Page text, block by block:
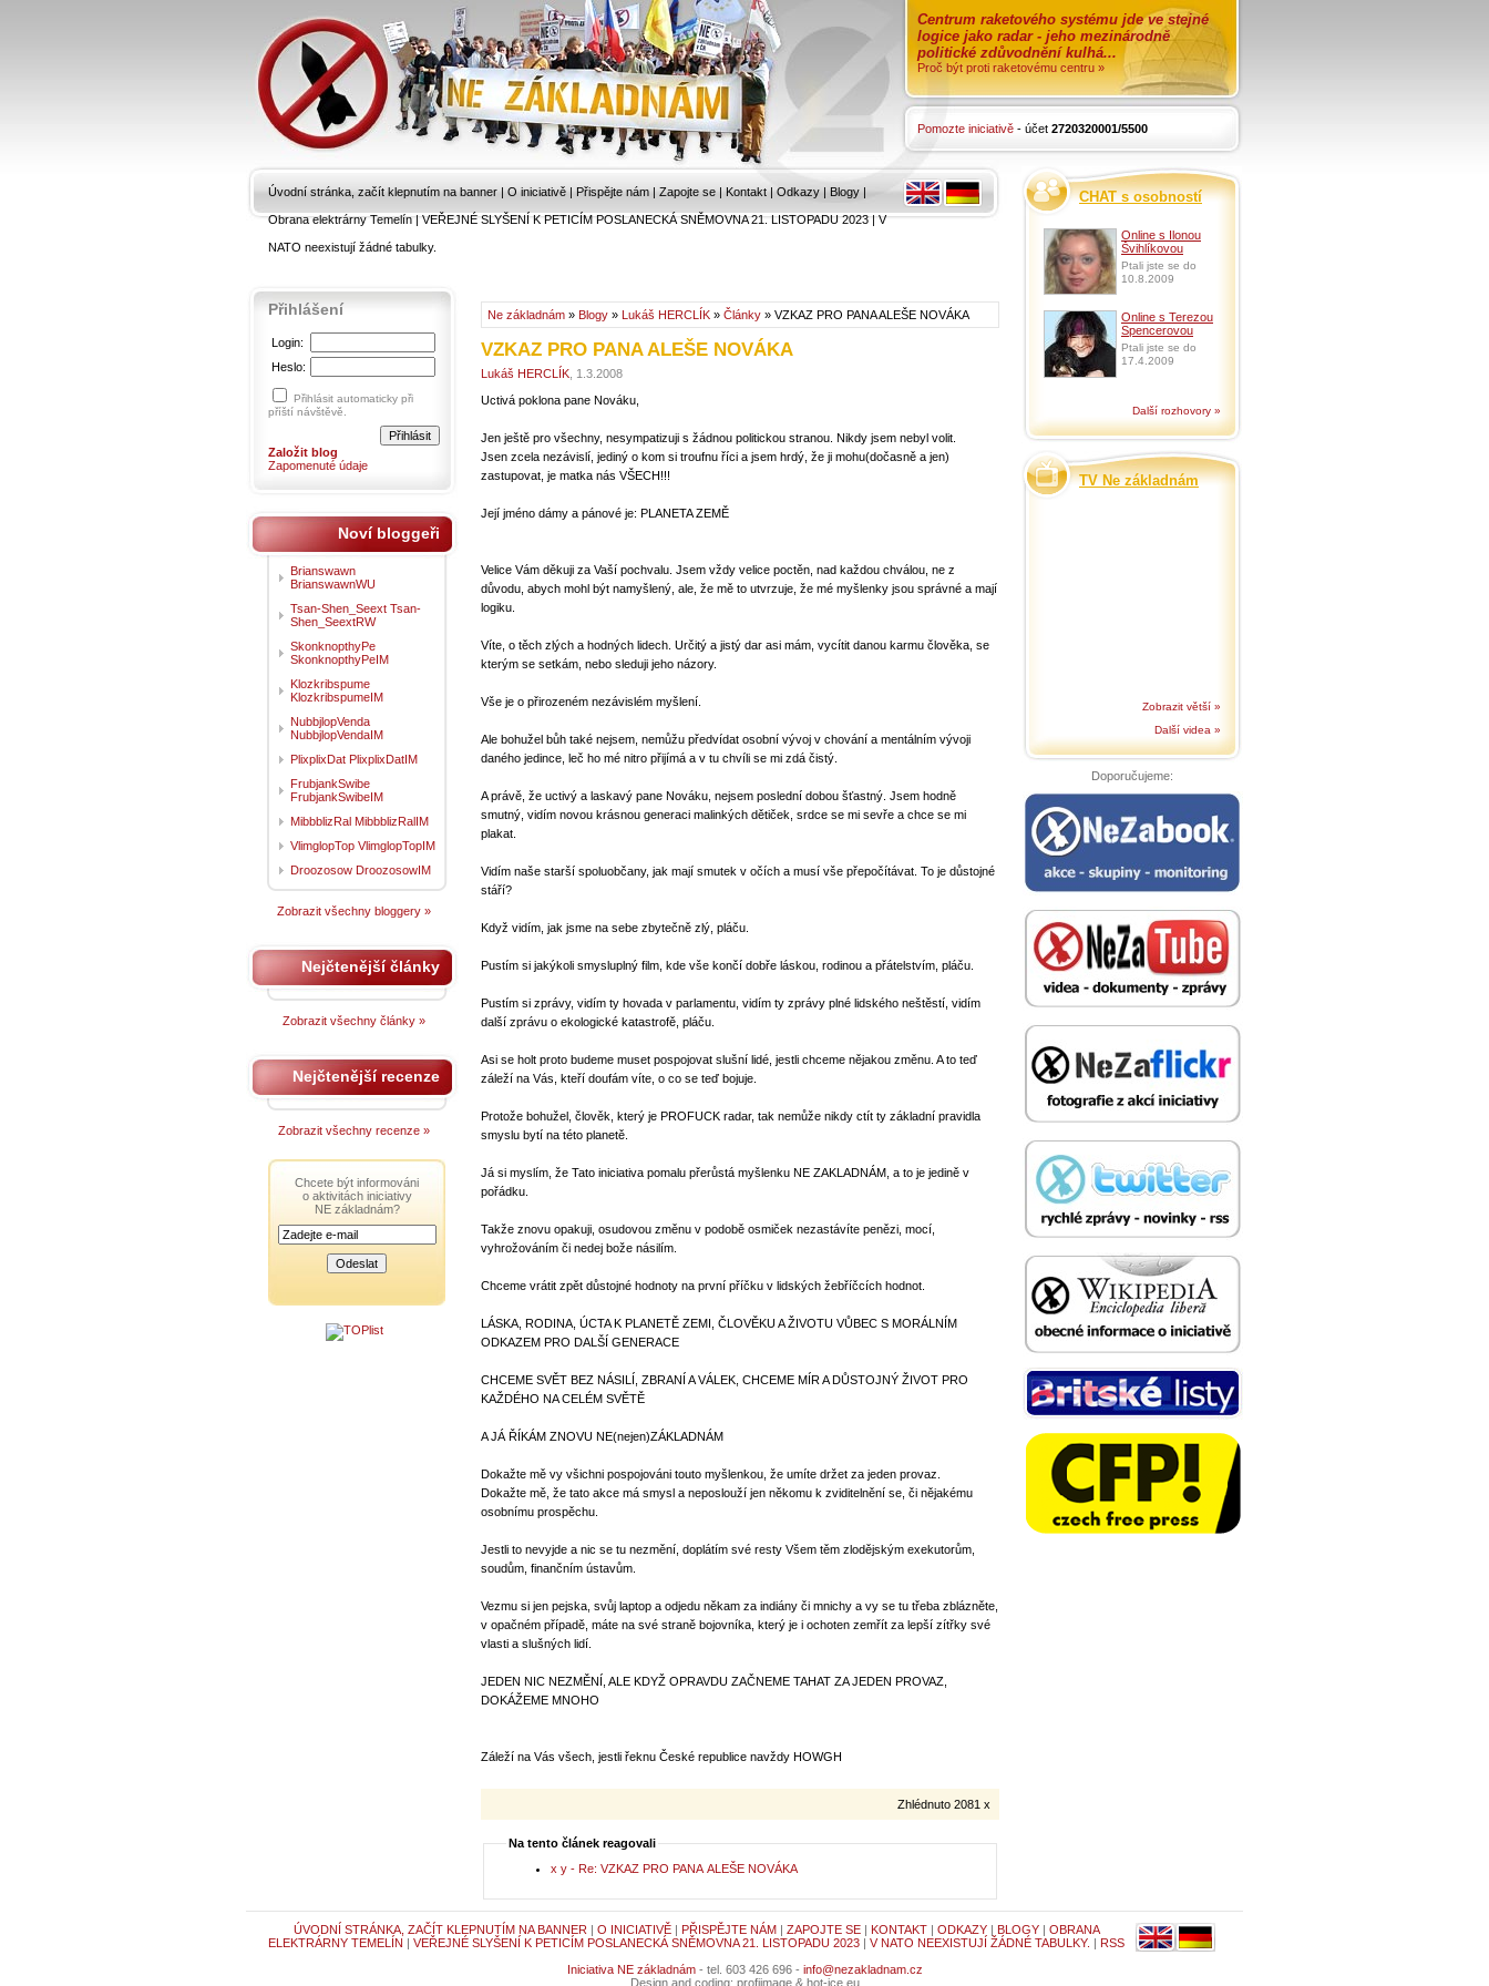
Centrum raketového systému jde ve stejné
logice jako radar - jeho mezinárodně
politické zdůvodnění kulhá...
Proč být proti raketovému centru »
Pomozte iniciativě - účet 2720320001/5500
Úvodní stránka, začít klepnutím na banner | O iniciativě | Přispějte nám | Zapojte se | Kontakt | Odkazy | Blogy |
Obrana elektrárny Temelín|VEŘEJNÉ SLYŠENÍ K PETICÍM POSLANECKÁ SNĚMOVNA 21. LISTOPADU 2023|V
NATO neexistují žádné tabulky.
Ne základnám » Blogy » Lukáš HERCLÍK » Články » VZKAZ PRO PANA ALEŠE NOVÁKA
VZKAZ PRO PANA ALEŠE NOVÁKA
Lukáš HERCLÍK , 1.3.2008
Uctivá poklona pane Nováku,
Jen ještě pro všechny, nesympatizuji s žádnou politickou stranou. Nikdy jsem nebyl volit.
Jsen zcela nezávislí, jediný o kom si troufnu říci a jsem hrdý, že ji mohu(dočasně a jen)
zastupovat, je matka nás VŠECH!!!
Její jméno dámy a pánové je: PLANETA ZEMĚ
Velice Vám děkuji za Vaší pochvalu. Jsem vždy velice poctěn, nad každou chválou, ne z
důvodu, abych mohl být namyšlený, ale, že mě to utvrzuje, že mé myšlenky jsou správné a mají
logiku.
Víte, o těch zlých a hodných lidech. Určitý a jistý dar asi mám, vycítit danou karmu člověka, se
kterým se setkám, nebo sleduji jeho názory.
Vše je o přirozeném nezávislém myšlení.
Ale bohužel bůh také nejsem, nemůžu předvídat osobní vývoj v chování a mentálním vývoji
daného jedince, leč ho mé nitro přijímá a v tu chvíli se mi zdá čistý.
A právě, že uctivý a laskavý pane Nováku, nejsem poslední dobou šťastný. Jsem hodně
smutný, vidím novou krásnou generaci malinkých dětiček, srdce se mi sevře a chce se mi
plakat.
Vidím naše starší spoluobčany, jak mají smutek v očích a musí vše přepočítávat. To je důstojné
stáří?
Když vidím, jak jsme na sebe zbytečně zlý, pláču.
Pustím si jakýkoli smysluplný film, kde vše končí dobře láskou, rodinou a přátelstvím, pláču.
Pustím si zprávy, vidím ty hovada v parlamentu, vidím ty zprávy plné lidského neštěstí, vidím
další zprávu o ekologické katastrofě, pláču.
Asi se holt proto budeme muset pospojovat slušní lidé, jestli chceme nějakou změnu. A to teď
záleží na Vás, kteří doufám víte, o co se teď bojuje.
Protože bohužel, člověk, který je PROFUCK radar, tak nemůže nikdy ctít ty základní pravidla
smyslu bytí na této planetě.
Já si myslím, že Tato iniciativa pomalu přerůstá myšlenku NE ZAKLADNÁM, a to je jedině v
pořádku.
Takže znovu opakuji, osudovou změnu v podobě osmiček nezastávíte penězi, mocí,
vyhrožováním či nedej bože násilím.
Chceme vrátit zpět důstojné hodnoty na první příčku v lidských žebříčcích hodnot.
LÁSKA, RODINA, ÚCTA K PLANETĚ ZEMI, ČLOVĚKU A ŽIVOTU VŮBEC S MORÁLNÍM
ODKAZEM PRO DALŠÍ GENERACE
CHCEME SVĚT BEZ NÁSILÍ, ZBRANÍ A VÁLEK, CHCEME MÍR A DŮSTOJNÝ ŽIVOT PRO
KAŽDÉHO NA CELÉM SVĚTĚ
A JÁ ŘÍKÁM ZNOVU NE(nejen)ZÁKLADNÁM
Dokažte mě vy všichni pospojováni touto myšlenkou, že umíte držet za jeden provaz.
Dokažte mě, že tato akce má smysl a neposlouží jen někomu k zviditelnění se, či nějakému
osobnímu prospěchu.
Jestli to nevyjde a nic se tu nezmění, doplátím své resty Všem těm zlodějským exekutorům,
soudům, finančním ústavům.
Vezmu si jen pejska, svůj laptop a odjedu někam za indiány či mnichy a vy se tu třeba zblázněte,
v opačném případě, máte na své straně bojovníka, který je i ochoten zemřít za lepší zítřky své
vlasti a slušných lidí.
JEDEN NIC NEZMĚNÍ, ALE KDYŽ OPRAVDU ZAČNEME TAHAT ZA JEDEN PROVAZ,
DOKÁŽEME MNOHO
Záleží na Vás všech, jestli řeknu České republice navždy HOWGH
Zhlédnuto 2081 x
Na tento článek reagovali
x y - Re: VZKAZ PRO PANA ALEŠE NOVÁKA
Přihlášení
Login:
Heslo:
Přihlásit automaticky při
příští návštěvě.
Založit blog
Zapomenuté údaje
Noví bloggeři
Brianswawn
BrianswawnWU
Tsan-Shen_Seext Tsan-
Shen_SeextRW
SkonknopthyPe
SkonknopthyPeIM
Klozkribspume
KlozkribspumeIM
NubbjlopVenda
NubbjlopVendaIM
PlixplixDat PlixplixDatIM
FrubjankSwibe
FrubjankSwibeIM
MibbblizRal MibbblizRalIM
VlimglopTop VlimglopTopIM
Droozosow DroozosowIM
Zobrazit všechny bloggery »
Nejčtenější články
Zobrazit všechny články »
Nejčtenější recenze
Zobrazit všechny recenze »
Chcete být informováni
o aktivitách iniciativy
NE základnám?
CHAT s osobností
Online s Ilonou
Švihlíkovou
Ptali jste se do
10.8.2009
Online s Terezou
Spencerovou
Ptali jste se do
17.4.2009
Další rozhovory »
TV Ne základnám
Zobrazit větší »
Další videa »
Doporučujeme:
ÚVODNÍ STRÁNKA, ZAČÍT KLEPNUTÍM NA BANNER O INICIATIVĚ| PŘISPĚJTE NÁM ZAPOJTE SE| KONTAKT| ODKAZY| BLOGY| OBRANA
ELEKTRÁRNY TEMELÍN
VEŘEJNÉ SLYŠENÍ K PETICÍM POSLANECKÁ SNĚMOVNA 21. LISTOPADU 2023 V NATO NEEXISTUJÍ ŽÁDNÉ TABULKY.
RSS
Iniciativa NE základnám- tel. 603 426 696 - info@nezakladnam.cz
Design and coding: profiimage & hot-ice.eu